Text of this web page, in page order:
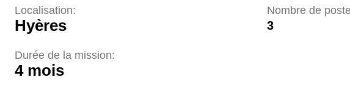
Localisation:
Hyères
Nombre de
3
Durée de la mission:
4 mois